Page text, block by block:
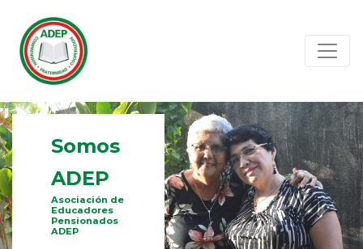
Somos
ADEP
Asociación de
Educadores
Pensionados
ADEP